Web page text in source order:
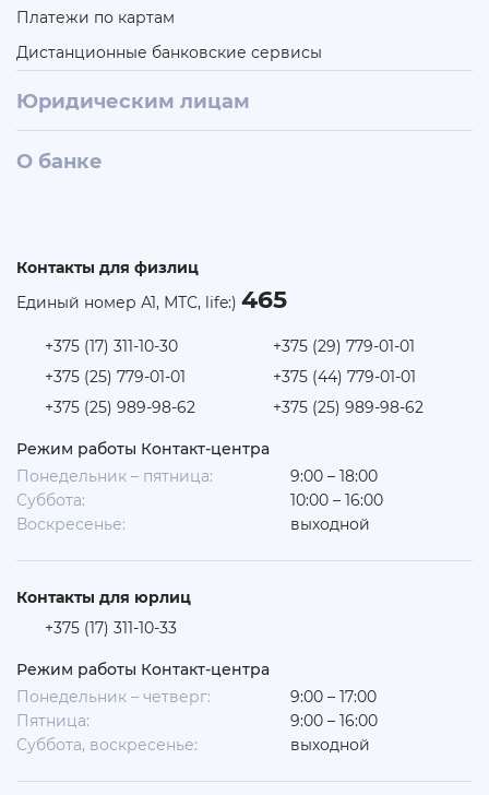
Платежи по картам
Дистанционные банковские сервисы
Юридическим лицам
О банке
Контакты для физлиц
Единый номер А1, МТС, life:) 465
+375 (17) 311-10-30
+375 (29) 779-01-01
+375 (25) 779-01-01
+375 (44) 779-01-01
+375 (25) 989-98-62
+375 (25) 989-98-62
Режим работы Контакт-центра
Понедельник – пятница:
9:00 – 18:00
Суббота:
10:00 – 16:00
Воскресенье:
выходной
Контакты для юрлиц
+375 (17) 311-10-33
Режим работы Контакт-центра
Понедельник – четверг:
9:00 – 17:00
Пятница:
9:00 – 16:00
Суббота, воскресенье:
выходной